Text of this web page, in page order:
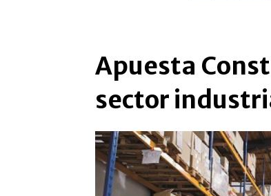
Apuesta
sector